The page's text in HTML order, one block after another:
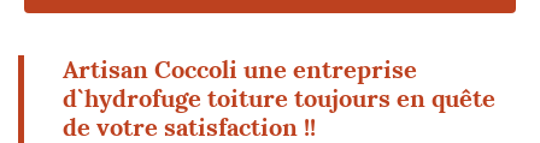
Artisan Coccoli une entreprise
d`hydrofuge toiture toujours en quête
de votre satisfaction !!